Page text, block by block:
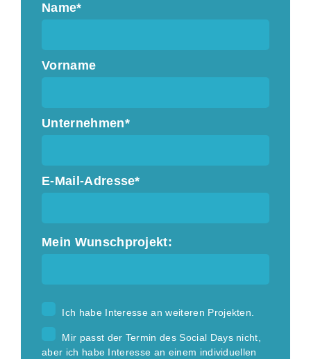
Name*
Vorname
Unternehmen*
E-Mail-Adresse*
Mein Wunschprojekt:
Ich habe Interesse an weiteren Projekten.
Mir passt der Termin des Social Days nicht,
aber ich habe Interesse an einem individuellen